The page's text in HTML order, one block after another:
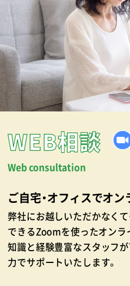
WEB相談
Web consultation
ご自宅・オフィスでオ
弊社にお越しいただかなく
できるZoomを使ったオンラ
知識と経験豊富なスタッフ
力でサポートいたします。